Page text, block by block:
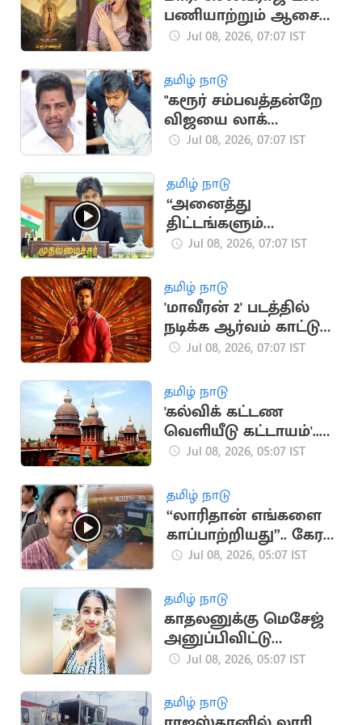
பணியாற்றும் ஆசை
நிறைவேறியது: கயாடு
Jul 08, 2026, 07:07 IST
தமிழ் நாடு
"கரூர் சம்பவத்தன்றே
விஜயை லாக்
செய்திருக்க
ராதாகிருஷ்ணன்
Jul 08, 2026, 07:07 IST
தமிழ் நாடு
“அனைத்து
திட்டங்களும்
கிராமங்களை
வேண்டும்".. CM விஜய்
உத்தரவு
Jul 08, 2026, 07:07 IST
தமிழ் நாடு
'மாவீரன் 2' படத்தில்
நடிக்க ஆர்வம் காட்டும்
நடிகர்Jul 08, 2026, 07:07 IST
தமிழ் நாடு
'கல்விக் கட்டண
வெளியீடு கட்டாயம்'..
உயர்நீதிமன்றம்
Jul 08, 2026, 05:07 IST
தமிழ் நாடு
“லாரிதான் எங்களை
காப்பாற்றியது”.. கேரள
நிலச்சரிவில்
Jul 08, 2026, 05:07 IST
தமிழ் நாடு
காதலனுக்கு மெசேஜ்
அனுப்பிவிட்டு
மாணவி ஏரியில்
Jul 08, 2026, 05:07 IST
தமிழ் நாடு